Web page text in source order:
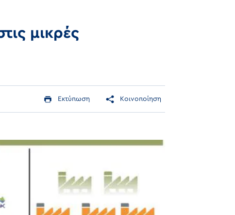
μικρές
Εκτύπωση Κοινοποίηση